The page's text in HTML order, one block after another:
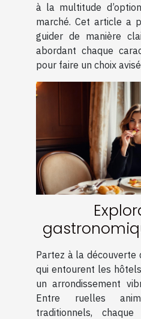
à la multitude
marché. Cet article a
guider de manière
abordant chaque
pour faire un choix
hôtels 3
Partez à la découverte
qui entourent les
un arrondissement
Entre ruelles
traditionnels,